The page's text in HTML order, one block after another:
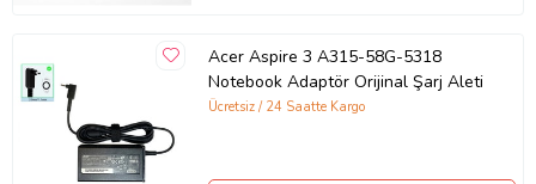
Acer Aspire 3 A315-58G-5318
Notebook Adaptör Orijinal Şarj Aleti
Ücretsiz / 24 Saatte Kargo